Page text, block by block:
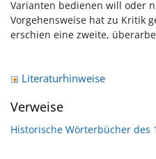
Varianten bedienen will oder
Vorgehensweise hat zu Kritik
erschien eine zweite,
Literaturhinweise
Verweise
Historische Wörterbücher des